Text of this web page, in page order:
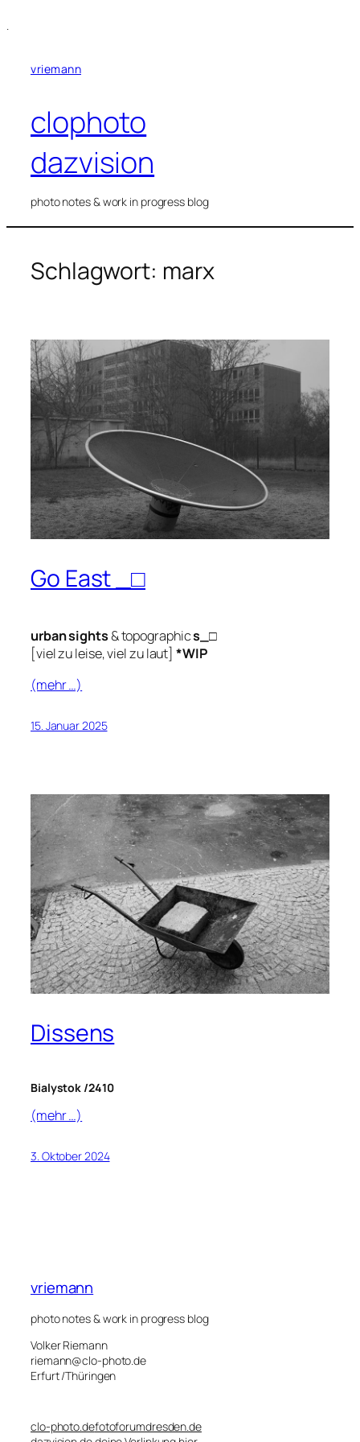
Inhalt
.
vriemann
clophoto
dazvision
photo notes & work in progress blog
Schlagwort: marx
Go East _□
urban sights& topographics_□
[viel zu leise, viel zu laut] *WIP
(mehr …)
15. Januar 2025
Dissens
Bialystok /2410
(mehr …)
3. Oktober 2024
vriemann
photo notes & work in progress blog
Volker Riemann
riemann@clo-photo.de
Erfurt /Thüringen
clo-photo.defotoforumdresden.de